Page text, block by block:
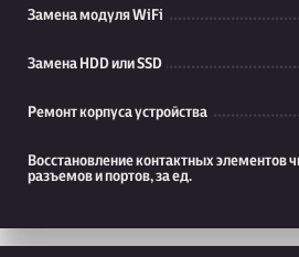
Замена модуля WiFi
Замена HDD или SSD
Ремонт корпуса устройства
Восстановление контактных элементов
разъемов и портов, за ед.